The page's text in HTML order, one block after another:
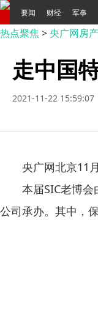
要闻 财经 军事
热点聚焦 >央广网房产
走中国
2021-11-22 15:59:07
央广网北京11
本届SIC老博
公司承办。其中，